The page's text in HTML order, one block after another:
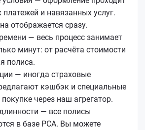
и навязанных услуг.
отображается сразу.
— весь процесс занимает
минут: от расчёта стоимости
полиса.
— иногда страховые
кэшбэк и специальные
через наш агрегатор.
— все полисы
в базе РСА. Вы можете